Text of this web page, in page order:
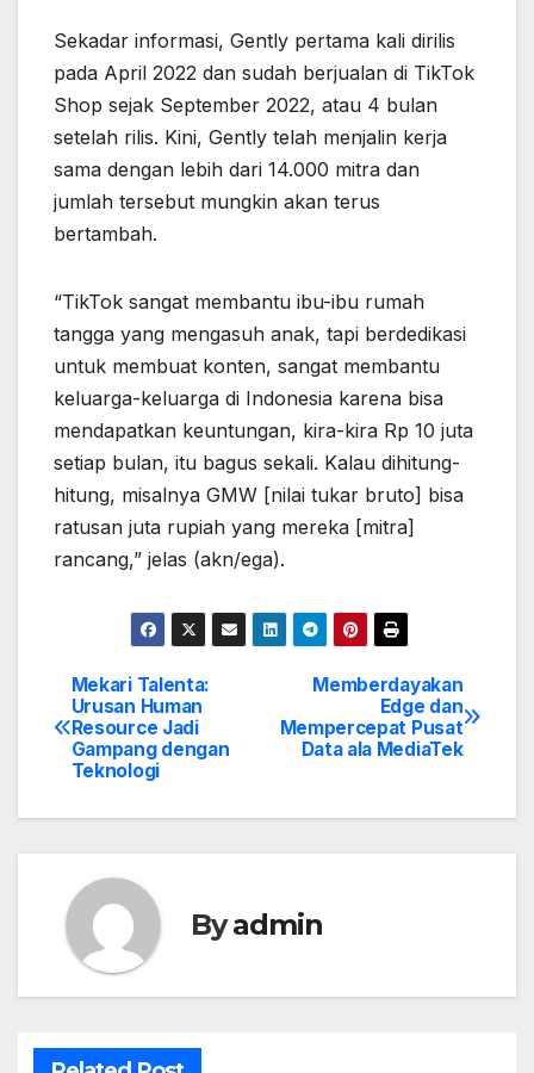
Sekadar informasi, Gently pertama kali dirilis
pada April 2022 dan sudah berjualan di TikTok
Shop sejak September 2022, atau 4 bulan
setelah rilis. Kini, Gently telah menjalin kerja
sama dengan lebih dari 14.000 mitra dan
jumlah tersebut mungkin akan terus
bertambah.
“TikTok sangat membantu ibu-ibu rumah
tangga yang mengasuh anak, tapi berdedikasi
untuk membuat konten, sangat membantu
keluarga-keluarga di Indonesia karena bisa
mendapatkan keuntungan, kira-kira Rp 10 juta
setiap bulan, itu bagus sekali. Kalau dihitung-
hitung, misalnya GMW [nilai tukar bruto] bisa
ratusan juta rupiah yang mereka [mitra]
rancang,” jelas (akn/ega).
Post
navigation
Memberdayakan
Edge dan
Mempercepat Pusat
Data ala MediaTek
Mekari Talenta:
Urusan Human
Resource Jadi
Gampang dengan
Teknologi
Byadmin